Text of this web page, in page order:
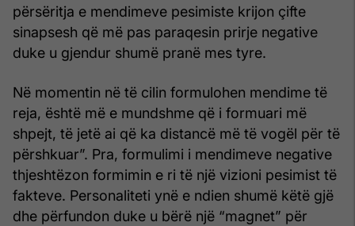
përsëritja e mendimeve pesimiste krijon çifte
sinapsesh që më pas paraqesin prirje negative
duke u gjendur shumë pranë mes tyre.
Në momentin në të cilin formulohen mendime të
reja, është më e mundshme që i formuari më
shpejt, të jetë ai që ka distancë më të vogël për të
përshkuar”. Pra, formulimi i mendimeve negative
thjeshtëzon formimin e ri të një vizioni pesimist të
fakteve. Personaliteti ynë e ndien shumë këtë gjë
dhe përfundon duke u bërë një “magnet” për